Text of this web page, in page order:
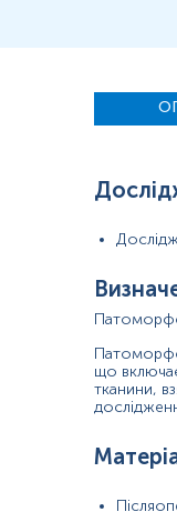
Застереження!Для
що
тканини,